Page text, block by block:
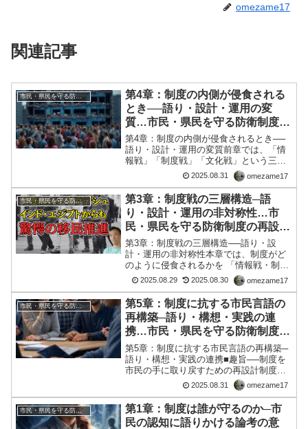
omezame17
関連記事
市民・県民を守る防衛制度の再設計について
第4章：制度の内側が侵食される
とき──語り・設計・運用の変
質…市民・県民を守る防衛制度の
再設計について
第4章：制度の内側が侵食されるとき──
語り・設計・運用の変質前章では、「情
報戦」「制度戦」「文化戦」という三つ
の戦略が、制度を外部から操作・歪曲す
るメカニズムであることを見てきまし
た。では、制度の“内側”──「語り」「設
計」「運用」という三...
2025.08.31 omezame17
市民・県民を守る防衛制度の再設計について
第3章：制度戦の三層構造─語
り・設計・運用の非対称性…市
民・県民を守る防衛制度の再設計
について
第3章：制度戦の三層構造──語り・設
計・運用の非対称性本章では、制度がど
のように侵食されるかを 「情報戦・制度
戦・文化戦」という三層構造で分析す
る。ただし、制度そのものは 「語り・設
計・運用」という三つの層で構成されて
おり、 これらは制度の...
2025.08.29 2025.08.30 omezame17
市民・県民を守る防衛制度の再設計について
第5章：制度に抗する市民言語の
再構築─語り・構想・実践の連
携…市民・県民を守る防衛制度の
再設計について
第5章：制度に抗する市民言語の再構築─
語り・構想・実践の連携■趣旨──制度を
市民の手に取り戻すための再設計制度
は、誰かが「与える」ものではなく、私
たち市民が「構築する」ものです。 その
本質を見失ったとき、制度は支配の道具
となり、私たちの生活...
2025.08.31 omezame17
市民・県民を守る防衛制度の再設計について
第1章：制度は誰が守るのか─市
民の認知に語りかける論考の意